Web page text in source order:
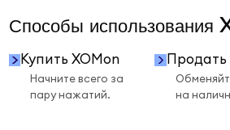
Способы
Купить XOMon
Начните всего за
пару нажатий.
Продать
на